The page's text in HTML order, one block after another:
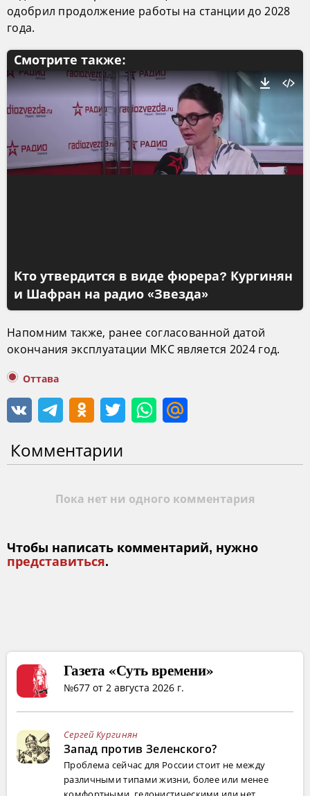
одобрил продолжение работы на станции до 2028
года.
Смотрите также:
Кто утвердится в виде фюрера? Кургинян
и Шафран на радио «Звезда»
Напомним также, ранее согласованной датой
окончания эксплуатации МКС является 2024 год.
Оттава
Комментарии
Пока нет ни одного комментария
Чтобы написать комментарий, нужно
представиться.
Газета «Суть времени»
№677 от 2 августа 2026 г.
Сергей Кургинян
Запад против Зеленского?
Проблема сейчас для России стоит не между
различными типами жизни, более или менее